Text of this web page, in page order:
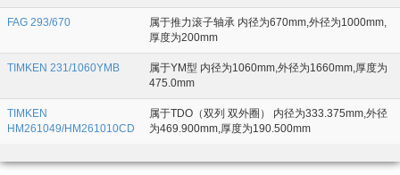
FAG 293/670
属于推力滚子轴承 内径为670mm,外径为1000mm,
厚度为200mm
TIMKEN 231/1060YMB
属于YM型 内径为1060mm,外径为1660mm,厚度为
475.0mm
TIMKEN
HM261049/HM261010CD
属于TDO（双列 双外圈） 内径为333.375mm,外径
为469.900mm,厚度为190.500mm